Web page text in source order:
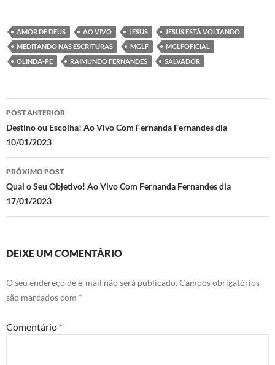
e
b
o
k
itt
er
at
s
A
p
se
n
g
e
gr
a
ar
e
AMOR DE DEUS AO VIVO JESUS
JESUS ESTÁ VOLTANDO
MEDITANDO NAS ESCRITURAS
MGLF
MGLFOFICIAL
OLINDA-PE
RAIMUNDO FERNANDES SALVADOR
Navegação
de
posts
POST ANTERIOR
Destino ou Escolha! Ao Vivo Com Fernanda Fernandes dia
10/01/2023
PRÓXIMO POST
Qual o Seu Objetivo! Ao Vivo Com Fernanda Fernandes dia
17/01/2023
DEIXE UM COMENTÁRIO
O seu endereço de e-mail não será publicado. Campos obrigatórios
são marcados com *
Comentário *